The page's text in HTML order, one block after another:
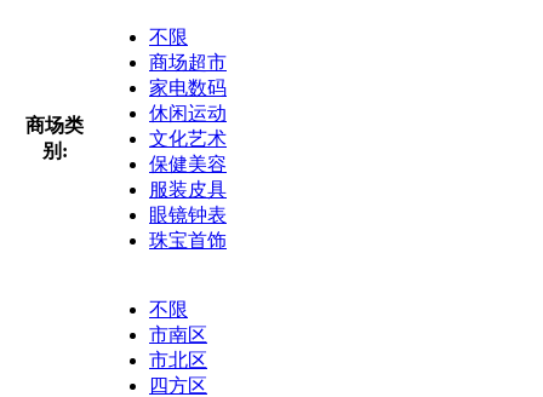
商场类
别:
不限
商场超市
家电数码
休闲运动
文化艺术
保健美容
服装皮具
眼镜钟表
珠宝首饰
不限
市南区
市北区
四方区